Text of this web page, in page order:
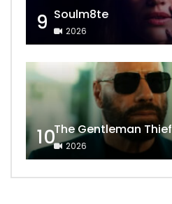
9 Soulm8te
2026
10The Gentleman Thief
2026